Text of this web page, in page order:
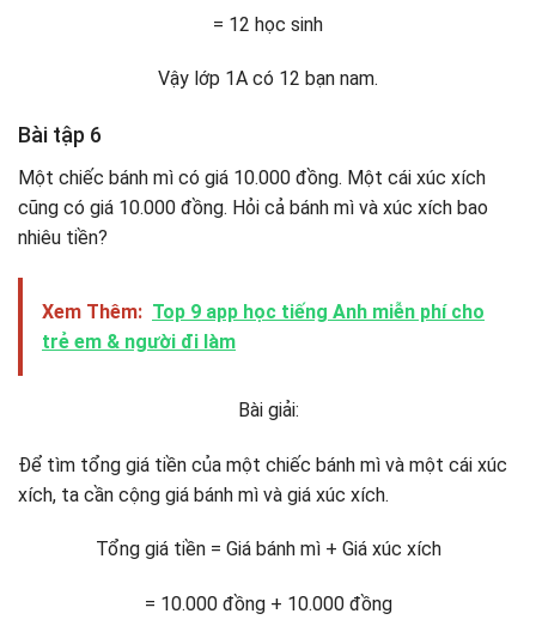
= 12 học sinh
Vậy lớp 1A có 12 bạn nam.
Bài tập 6
Một chiếc bánh mì có giá 10.000 đồng. Một cái xúc xích
cũng có giá 10.000 đồng. Hỏi cả bánh mì và xúc xích bao
nhiêu tiền?
Xem Thêm: Top 9 app học tiếng Anh miễn phí cho
trẻ em & người đi làm
Bài giải:
Để tìm tổng giá tiền của một chiếc bánh mì và một cái xúc
xích, ta cần cộng giá bánh mì và giá xúc xích.
Tổng giá tiền = Giá bánh mì + Giá xúc xích
= 10.000 đồng + 10.000 đồng